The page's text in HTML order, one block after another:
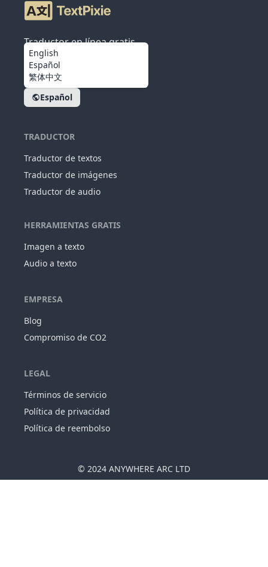
Traductor en línea gratis
Español
English
Español
繁体中文
TRADUCTOR
Traductor de textos
Traductor de imágenes
Traductor de audio
HERRAMIENTAS GRATIS
Imagen a texto
Audio a texto
EMPRESA
Blog
Compromiso de CO2
LEGAL
Términos de servicio
Política de privacidad
Política de reembolso
© 2024 ANYWHERE ARC LTD